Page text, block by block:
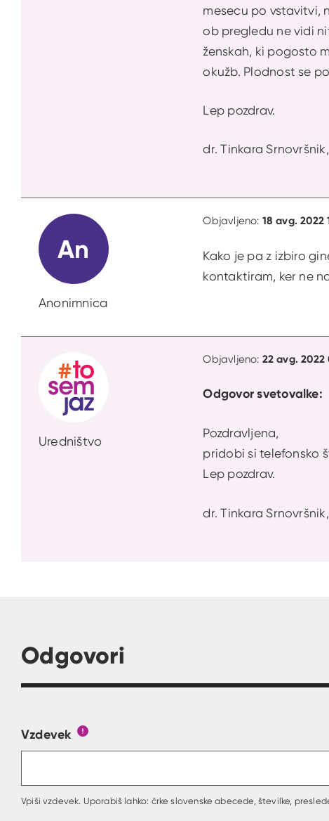
mesecu po vstavitvi,
ob pregledu ne vidi
ženskah, ki pogosto
okužb. Plodnost se
Lep pozdrav.
dr. Tinkara
An
Anonimnica
Objavljeno: 18 avg. 2022
Kako je pa z izbiro
kontaktiram, ker ne
Uredništvo
Objavljeno: 22 avg. 2022
Odgovor svetovalke:
Pozdravljena,
pridobi si telefonsko
Lep pozdrav.
dr. Tinkara
Odgovori
Obrazec, kjer lahko zastaviš vprašanje
Vzdevek
Vpiši vzdevek. Uporabiš lahko: črke slovenske abecede, številke,